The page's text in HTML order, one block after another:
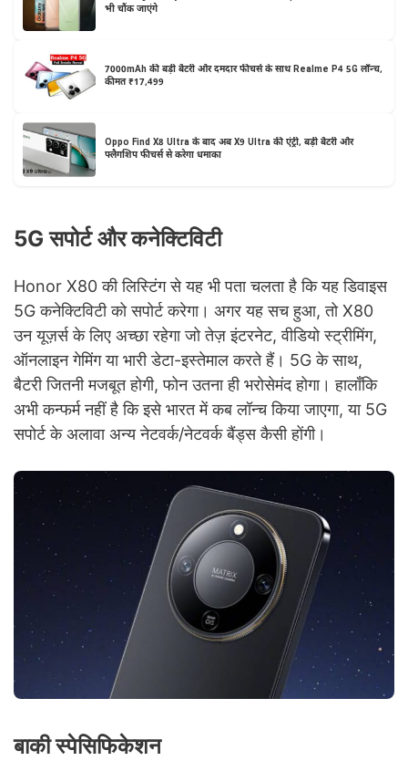
भी चौंक जाएंगे
7000mAh की बड़ी बैटरी और दमदार फीचर्स के साथ Realme P4 5G लॉन्च,
कीमत ₹17,499
Oppo Find X8 Ultra के बाद अब X9 Ultra की एंट्री, बड़ी बैटरी और
फ्लैगशिप फीचर्स से करेगा धमाका
5G सपोर्ट और कनेक्टिविटी
Honor X80 की लिस्टिंग से यह भी पता चलता है कि यह डिवाइस
5G कनेक्टिविटी को सपोर्ट करेगा। अगर यह सच हुआ, तो X80
उन यूज़र्स के लिए अच्छा रहेगा जो तेज़ इंटरनेट, वीडियो स्ट्रीमिंग,
ऑनलाइन गेमिंग या भारी डेटा-इस्तेमाल करते हैं। 5G के साथ,
बैटरी जितनी मजबूत होगी, फोन उतना ही भरोसेमंद होगा। हालाँकि
अभी कन्फर्म नहीं है कि इसे भारत में कब लॉन्च किया जाएगा, या 5G
सपोर्ट के अलावा अन्य नेटवर्क/नेटवर्क बैंड्स कैसी होंगी।
बाकी स्पेसिफिकेशन